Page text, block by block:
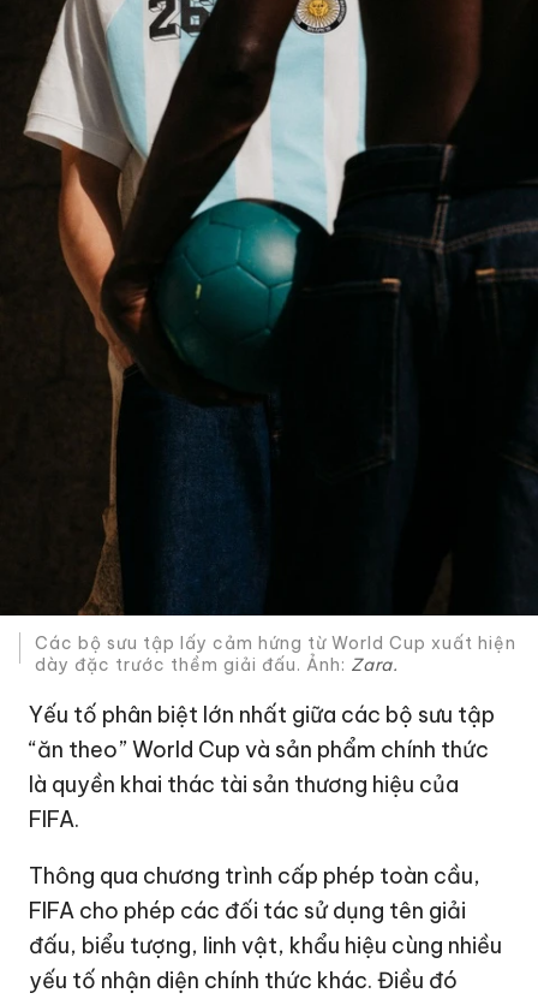
Các bộ sưu tập lấy cảm hứng từ World Cup xuất hiện
dày đặc trước thềm giải đấu. Ảnh: Zara.
Yếu tố phân biệt lớn nhất giữa các bộ sưu tập
“ăn theo” World Cup và sản phẩm chính thức
là quyền khai thác tài sản thương hiệu của
FIFA.
Thông qua chương trình cấp phép toàn cầu,
FIFA cho phép các đối tác sử dụng tên giải
đấu, biểu tượng, linh vật, khẩu hiệu cùng nhiều
yếu tố nhận diện chính thức khác. Điều đó